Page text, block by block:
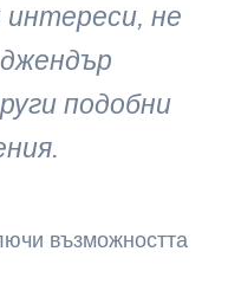
не
подобни
.
възможността